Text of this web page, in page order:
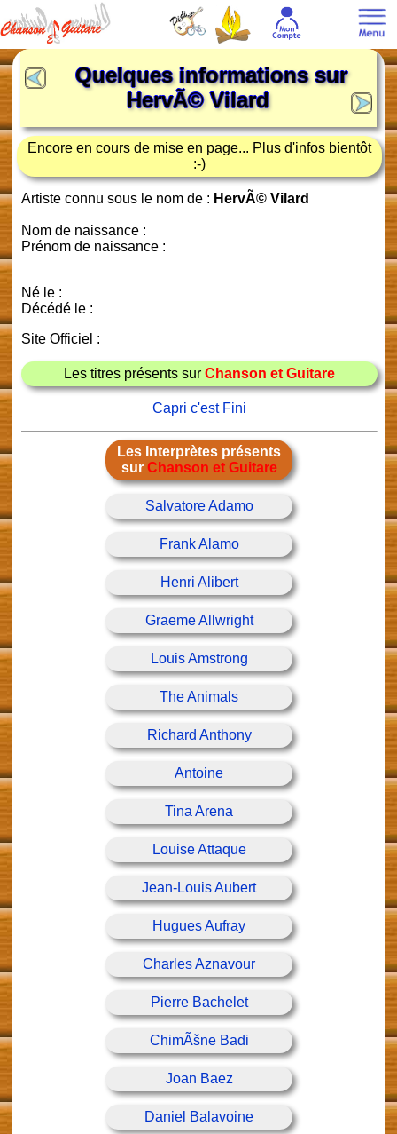
Quelques informations sur
HervÃ© Vilard
Encore en cours de mise en page... Plus d'infos bientôt
:-)
Artiste connu sous le nom de : HervÃ© Vilard
Nom de naissance :
Prénom de naissance :
Né le :
Décédé le :
Site Officiel :
Les titres présents sur Chanson et Guitare
Capri c'est Fini
Les Interprètes présents
sur Chanson et Guitare
Salvatore Adamo
Frank Alamo
Henri Alibert
Graeme Allwright
Louis Amstrong
The Animals
Richard Anthony
Antoine
Tina Arena
Louise Attaque
Jean-Louis Aubert
Hugues Aufray
Charles Aznavour
Pierre Bachelet
ChimÃšne Badi
Joan Baez
Daniel Balavoine